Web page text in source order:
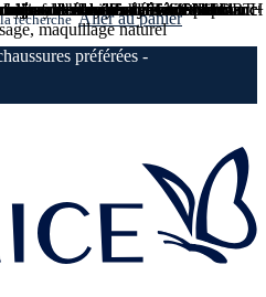
recherche Aller au panier
préférées -